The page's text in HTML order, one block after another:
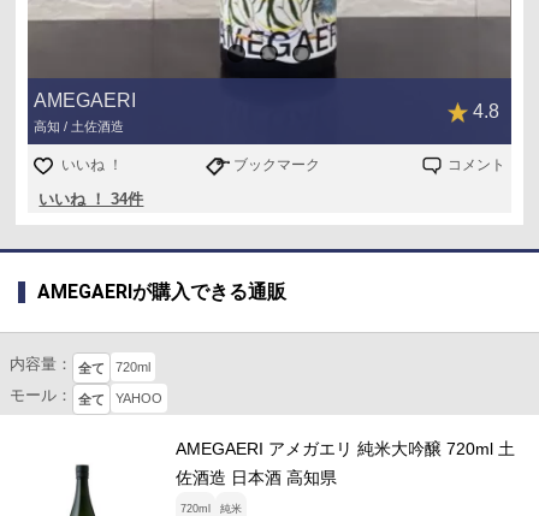
AMEGAERI
高知 / 土佐酒造
4.8
いいね ！ ブックマーク コメント
いいね ！ 34件
AMEGAERIが購入できる通販
内容量： 全て 720ml
モール： 全て YAHOO
AMEGAERI アメガエリ 純米大吟醸 720ml 土
佐酒造 日本酒 高知県
720ml 純米